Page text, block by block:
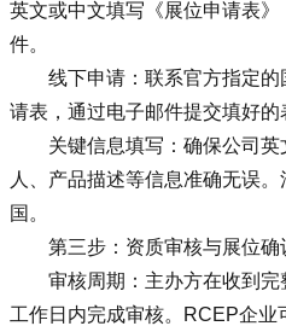
英文或中文填写《展位申请表
件。
线下申请：联系官方指定
请表，通过电子邮件提交填好的
关键信息填写：确保公司
人、产品描述等信息准确无误
国。
第三步：资质审核与展位确
审核周期：主办方在收到
工作日内完成审核。RCEP企业